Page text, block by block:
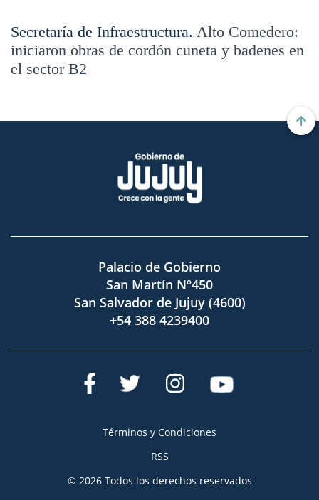
Secretaría de Infraestructura. Alto Comedero:
iniciaron obras de cordón cuneta y badenes en
el sector B2
Palacio de Gobierno
San Martín Nº450
San Salvador de Jujuy (4600)
+54 388 4239400
Términos y Condiciones
RSS
© 2026 Todos los derechos reservados